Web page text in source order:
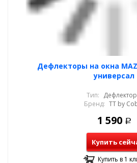
Дефлекторы на окна
универсал
Тип:
Бренд: TT by
1 590 Р
Купить
Купить в 1